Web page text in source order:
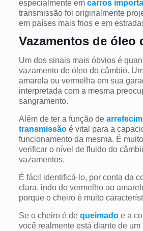
especialmente em carros
transmissão foi originalmente
em países mais frios e em
Vazamentos de óleo
Um dos sinais mais óbvios é
vazamento de óleo do câmbio.
amarela ou vermelha em sua
interpretada com a mesma
sangramento.
Além de ter a função de
transmissãoé vital para a
funcionamento da mesma. É
verificar o nível de fluido do
vazamentos.
É fácil identificá-lo, por conta da
clara, indo do vermelho ao
porque o cheiro é muito
Se o cheiro é de queimadoe a
você realmente está diante de